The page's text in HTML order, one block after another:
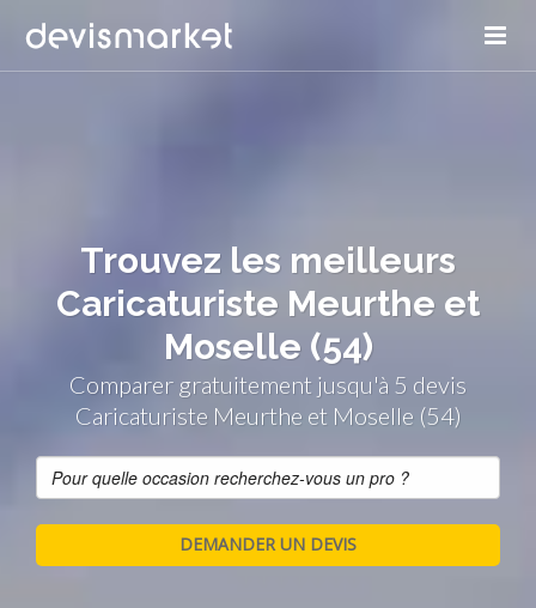
Trouvez les meilleurs
Caricaturiste Meurthe et
Moselle (54)
Comparer gratuitement jusqu'à 5 devis
Caricaturiste Meurthe et Moselle (54)